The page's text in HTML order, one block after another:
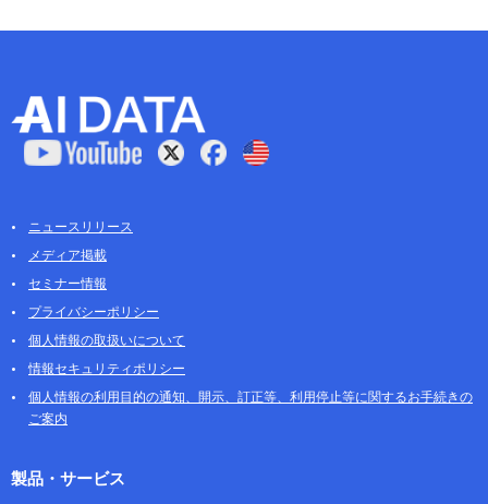
ニュースリリース
メディア掲載
セミナー情報
プライバシーポリシー
個人情報の取扱いについて
情報セキュリティポリシー
個人情報の利用目的の通知、開示、訂正等、利用停止等に関するお手続きの
ご案内
製品・サービス